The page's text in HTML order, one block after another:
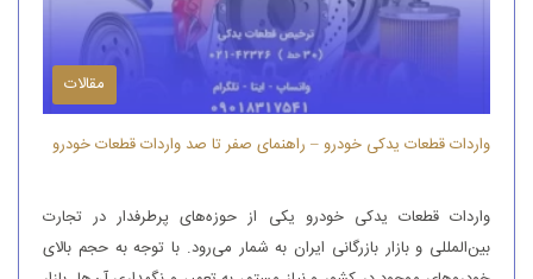
مقالات
واردات قطعات یدکی خودرو – راهنمای صفر تا صد واردات قطعات خودرو
واردات قطعات یدکی خودرو یکی از حوزه‌های پرطرفدار در تجارت
بین‌المللی و بازار بازرگانی ایران به شمار می‌رود. با توجه به حجم بالای